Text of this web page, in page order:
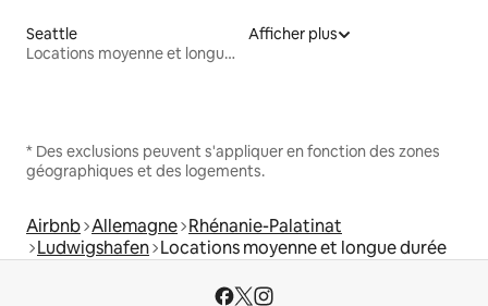
Seattle
Locations moyenne et longue durée
Afficher plus
* Des exclusions peuvent s'appliquer en fonction des zones
géographiques et des logements.
Airbnb Allemagne Rhénanie-Palatinat
Ludwigshafen Locations moyenne et longue durée